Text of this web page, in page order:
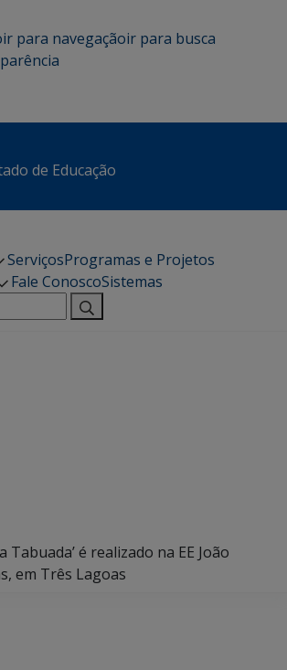
ir para navegaçãoir para busca
de Educação
ServiçosProgramas e Projetos
Fale ConoscoSistemas
Tabuada’ é realizado na EE João
em Três Lagoas